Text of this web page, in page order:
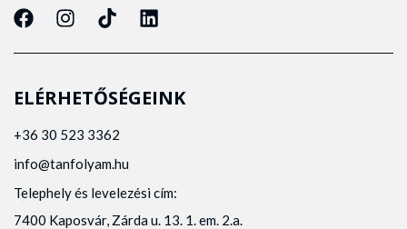
ELÉRHETŐSÉGEINK
+36 30 523 3362
info@tanfolyam.hu
Telephely és levelezési cím:
7400 Kaposvár, Zárda u. 13. 1. em. 2.a.